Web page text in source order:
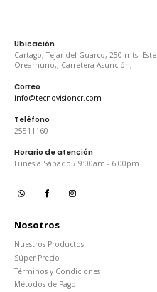
Ubicación
Cartago, Tejar del Guarco, 250 mts.
Oreamuno,, Carretera Asunción,
Correo
info@tecnovisioncr.com
Teléfono
25511160
Horario de atención
Lunes a Sábado / 9:00am - 6:00pm
Nosotros
Nuestros Productos
Súper Precio
Términos y Condiciones
Métodos de Pago